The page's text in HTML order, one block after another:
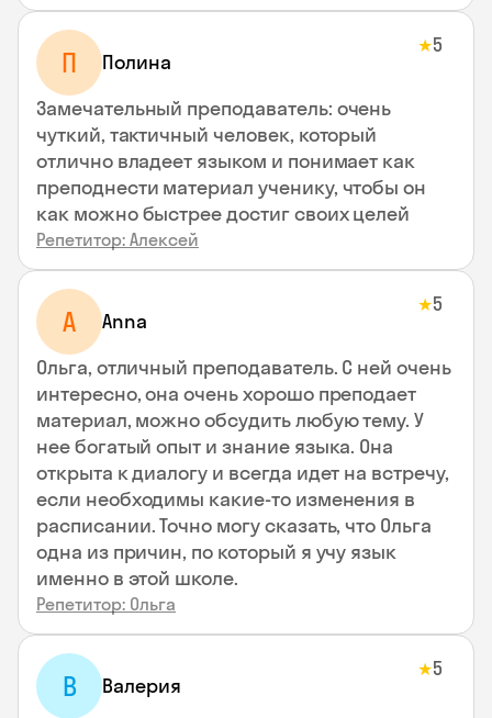
П Полина
★5
Замечательный преподаватель: очень
чуткий, тактичный человек, который
отлично владеет языком и понимает как
преподнести материал ученику, чтобы он
как можно быстрее достиг своих целей
Репетитор: Алексей
A Anna
★5
Ольга, отличный преподаватель. С ней очень
интересно, она очень хорошо преподает
материал, можно обсудить любую тему. У
нее богатый опыт и знание языка. Она
открыта к диалогу и всегда идет на встречу,
если необходимы какие-то изменения в
расписании. Точно могу сказать, что Ольга
одна из причин, по который я учу язык
именно в этой школе.
Репетитор: Ольга
В Валерия
★5